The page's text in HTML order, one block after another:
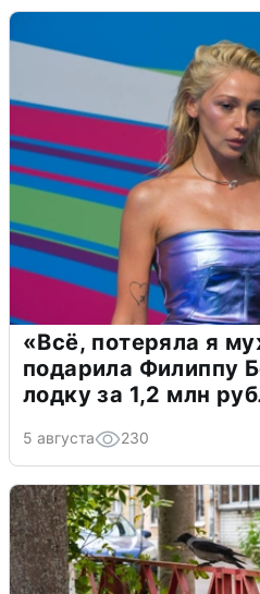
«Всё, потеряла я
подарила Филиппу
лодку за 1,2 млн
5 августа 230